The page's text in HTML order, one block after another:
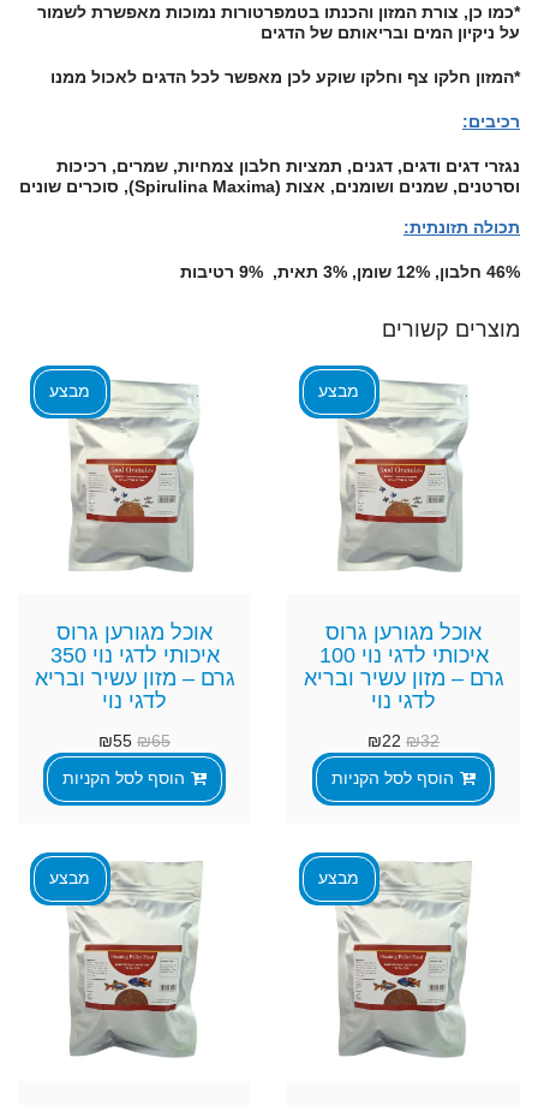
*כמו כן, צורת המזון והכנתו בטמפרטורות נמוכות מאפשרת לשמור
על ניקיון המים ובריאותם של הדגים
*המזון חלקו צף וחלקו שוקע לכן מאפשר לכל הדגים לאכול ממנו
רכיבים:
נגזרי דגים ודגים, דגנים, תמציות חלבון צמחיות, שמרים, רכיכות
וסרטנים, שמנים ושומנים, אצות (Spirulina Maxima), סוכרים שונים
תכולה תזונתית:
46% חלבון, 12% שומן, 3% תאית, 9% רטיבות
מוצרים קשורים
מבצע
אוכל מגורען גרוס
איכותי לדגי נוי 100
גרם – מזון עשיר ובריא
לדגי נוי
₪32
₪22
הוסף לסל הקניות
מבצע
אוכל מגורען גרוס
איכותי לדגי נוי 350
גרם – מזון עשיר ובריא
לדגי נוי
₪65
₪55
הוסף לסל הקניות
מבצע מבצע